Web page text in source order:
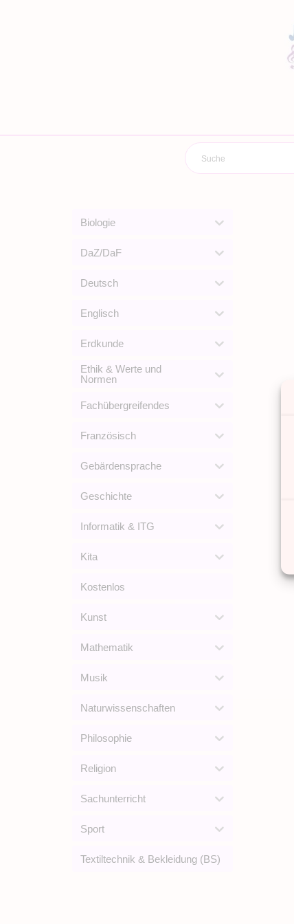
Biologie
DaZ/DaF
Deutsch
Englisch
Erdkunde
Ethik & Werte und
Normen
Fachübergreifendes
Französisch
Gebärdensprache
Geschichte
Informatik & ITG
Kita
Kostenlos
Kunst
Mathematik
Musik
Naturwissenschaften
Philosophie
Religion
Sachunterricht
Sport
Textiltechnik & Bekleidung (BS)